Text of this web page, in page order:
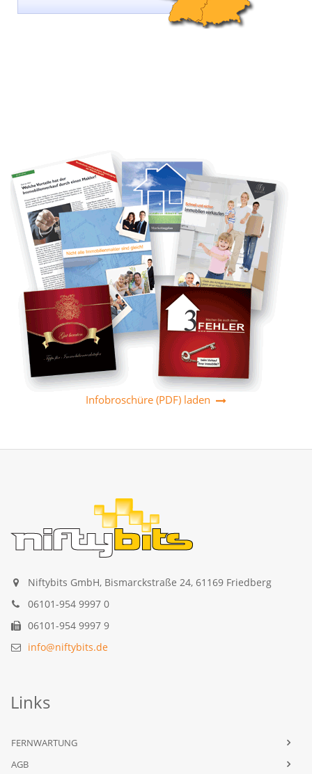
Infobroschüre (PDF) laden
Niftybits GmbH, Bismarckstraße 24, 61169 Friedberg
06101-954 9997 0
06101-954 9997 9
info@niftybits.de
Links
FERNWARTUNG
AGB